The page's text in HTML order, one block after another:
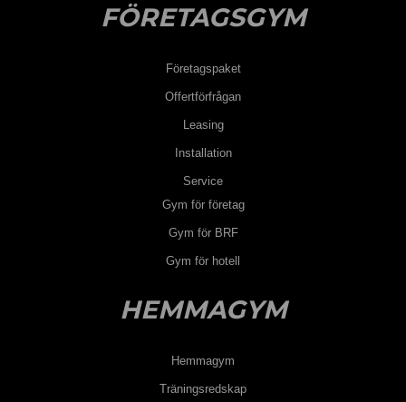
FÖRETAGSGYM
Företagspaket
Offertförfrågan
Leasing
Installation
Service
Gym för företag
Gym för BRF
Gym för hotell
HEMMAGYM
Hemmagym
Träningsredskap